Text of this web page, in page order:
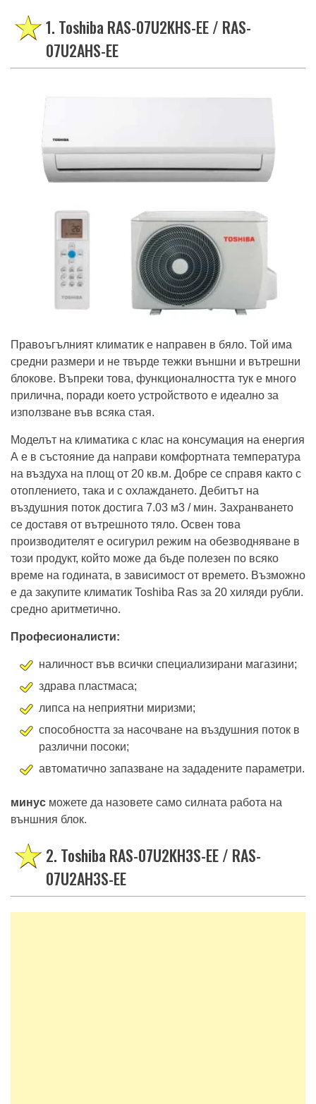
1. Toshiba RAS-07U2KHS-EE / RAS-
07U2AHS-EE
Правоъгълният климатик е направен в бяло. Той има
средни размери и не твърде тежки външни и вътрешни
блокове. Въпреки това, функционалността тук е много
прилична, поради което устройството е идеално за
използване във всяка стая.
Моделът на климатика с клас на консумация на енергия
А е в състояние да направи комфортната температура
на въздуха на площ от 20 кв.м. Добре се справя както с
отоплението, така и с охлаждането. Дебитът на
въздушния поток достига 7.03 м3 / мин. Захранването
се доставя от вътрешното тяло. Освен това
производителят е осигурил режим на обезводняване в
този продукт, който може да бъде полезен по всяко
време на годината, в зависимост от времето. Възможно
е да закупите климатик Toshiba Ras за 20 хиляди рубли.
средно аритметично.
Професионалисти:
наличност във всички специализирани магазини;
здрава пластмаса;
липса на неприятни миризми;
способността за насочване на въздушния поток в
различни посоки;
автоматично запазване на зададените параметри.
минус можете да назовете само силната работа на
външния блок.
2. Toshiba RAS-07U2KH3S-EE / RAS-
07U2AH3S-EE